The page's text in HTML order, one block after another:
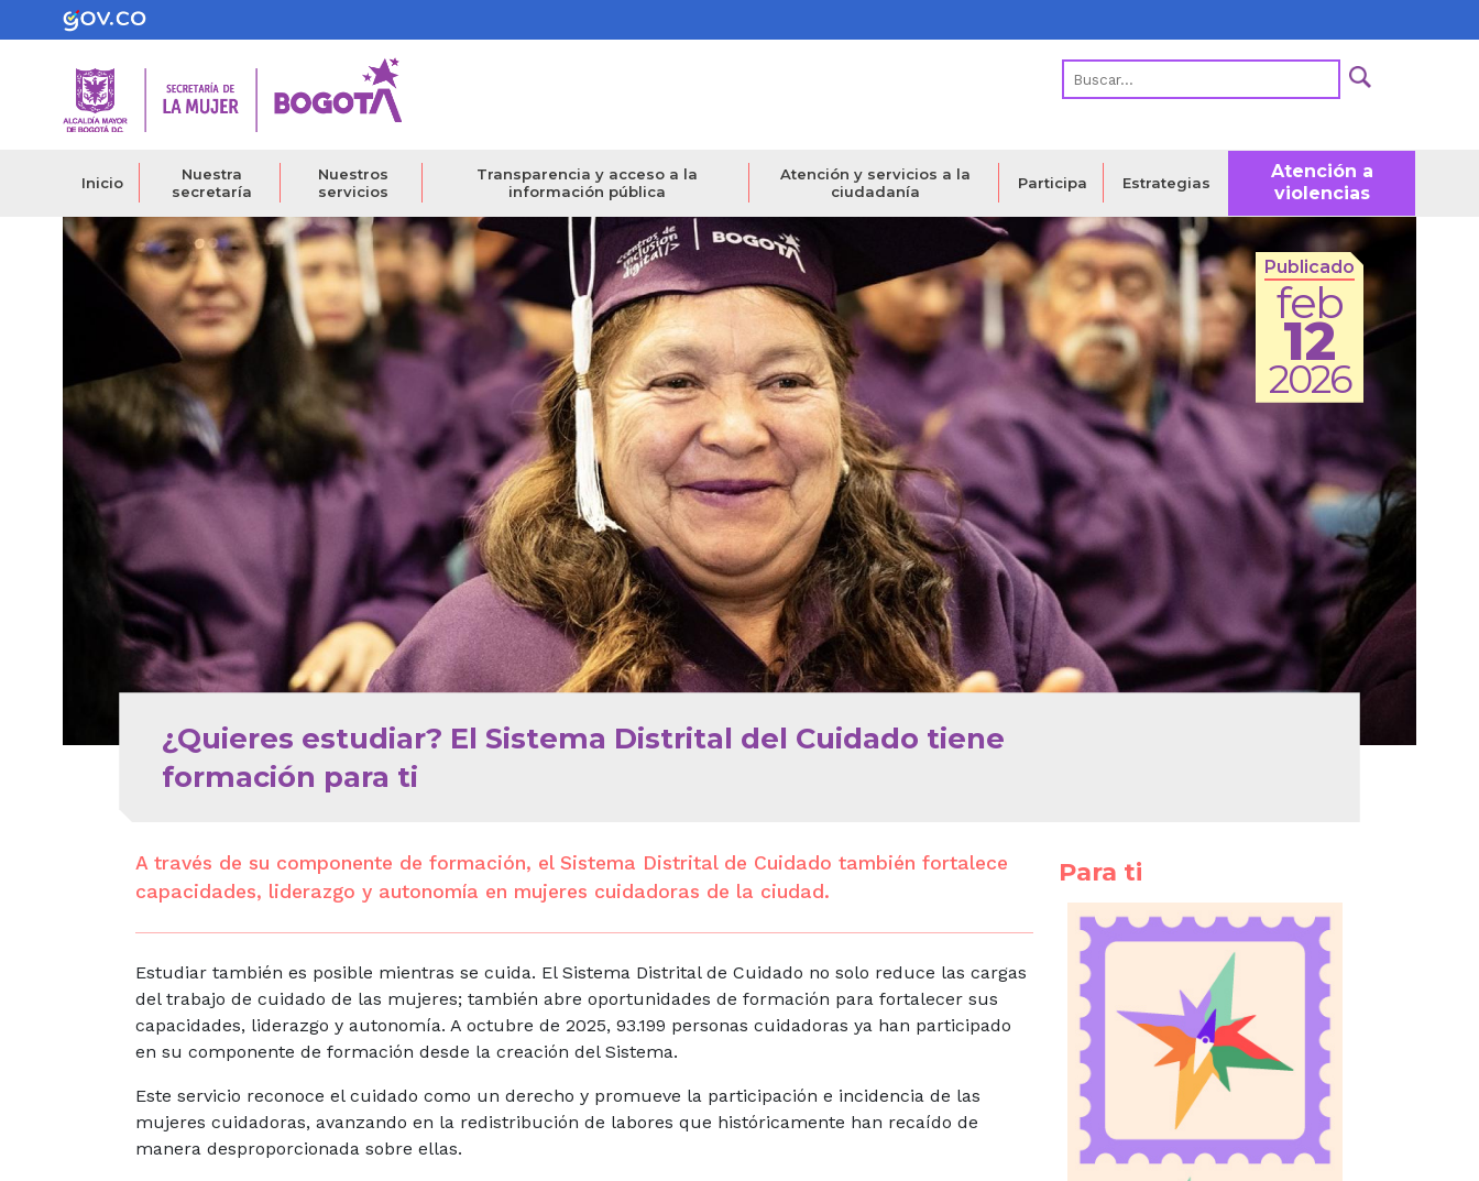
al
contenido
Inicio
Nuestra
secretaría
Nuestros
servicios
Transparencia y acceso a la
información pública
Atención y servicios a la
ciudadanía
Participa Estrategias
Atención a
violencias
Publicado
feb
12
2026
¿Quieres estudiar? El Sistema Distrital del Cuidado tiene
formación para ti
A través de su componente de formación, el Sistema Distrital de Cuidado también fortalece
capacidades, liderazgo y autonomía en mujeres cuidadoras de la ciudad.
Estudiar también es posible mientras se cuida. El Sistema Distrital de Cuidado no solo reduce las cargas
del trabajo de cuidado de las mujeres; también abre oportunidades de formación para fortalecer sus
capacidades, liderazgo y autonomía. A octubre de 2025, 93.199 personas cuidadoras ya han participado
en su componente de formación desde la creación del Sistema.
Este servicio reconoce el cuidado como un derecho y promueve la participación e incidencia de las
mujeres cuidadoras, avanzando en la redistribución de labores que históricamente han recaído de
manera desproporcionada sobre ellas.
Para ti